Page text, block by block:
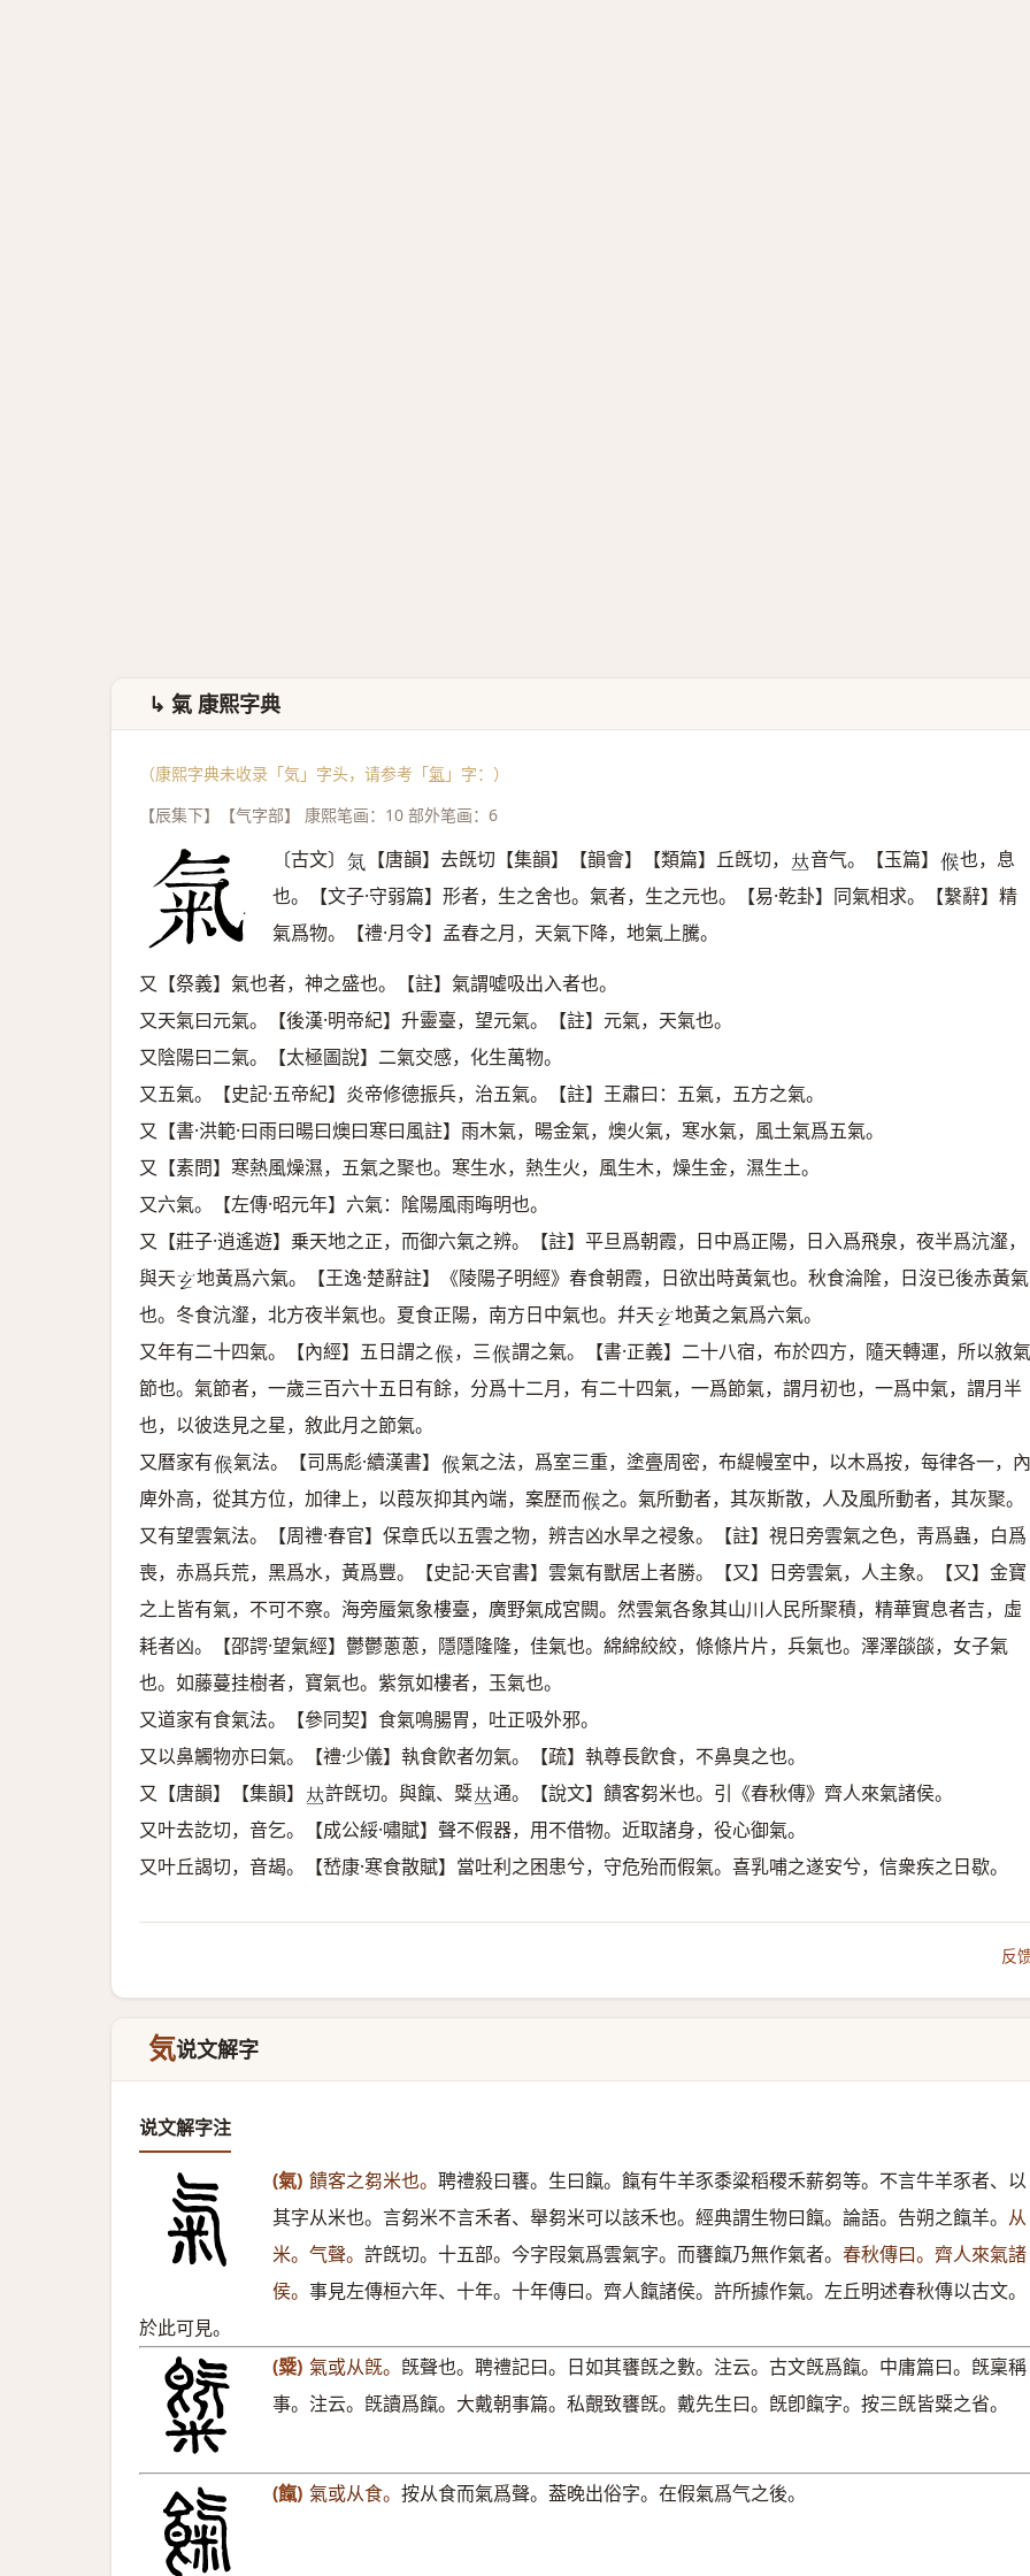
↳ 氣 康熙字典
（康熙字典未收录「気」字头，请参考「氣 」字：）
【辰集下】【气字部】 康熙笔画：10 部外笔画：6
〔古文〕 𣱛 【唐韻】去旣切【集韻】【韻會】【類篇】丘旣切， 𠀤音气。【玉篇】 𠋫 也，息
也。【文子·守弱篇】形者，生之舍也。氣者，生之元也。【易·乾卦】同氣相求。【繫辭】精
氣爲物。【禮·月令】孟春之月，天氣下降，地氣上騰。
又【祭義】氣也者，神之盛也。【註】氣謂噓吸出入者也。
又天氣曰元氣。【後漢·明帝紀】升靈臺，望元氣。【註】元氣，天氣也。
又陰陽曰二氣。【太極圖說】二氣交感，化生萬物。
又五氣。【史記·五帝紀】炎帝修德振兵，治五氣。【註】王肅曰：五氣，五方之氣。
又【書·洪範·曰雨曰暘曰燠曰寒曰風註】雨木氣，暘金氣，燠火氣，寒水氣，風土氣爲五氣。
又【素問】寒熱風燥濕，五氣之聚也。寒生水，熱生火，風生木，燥生金，濕生土。
又六氣。【左傳·昭元年】六氣：隂陽風雨晦明也。
又【莊子·逍遙遊】乗天地之正，而御六氣之辨。【註】平旦爲朝霞，日中爲正陽，日入爲飛泉，夜半爲沆瀣，
與天 𤣥 地黃爲六氣。【王逸·楚辭註】《陵陽子明經》春食朝霞，日欲出時黃氣也。秋食淪隂，日沒已後赤黃氣
也。冬食沆瀣，北方夜半氣也。夏食正陽，南方日中氣也。幷天 𤣥 地黃之氣爲六氣。
又年有二十四氣。【內經】五日謂之𠋫 ，三𠋫 謂之氣。【書·正義】二十八宿，布於四方，隨天轉運，所以敘氣
節也。氣節者，一歲三百六十五日有餘，分爲十二月，有二十四氣，一爲節氣，謂月初也，一爲中氣，謂月半
也，以彼迭見之星，敘此月之節氣。
又曆家有𠋫 氣法。【司馬彪·續漢書】 𠋫 氣之法，爲室三重，塗亹周密，布緹幔室中，以木爲按，每律各一，內
庳外高，從其方位，加律上，以葭灰抑其內端，案歷而𠋫 之。氣所動者，其灰斯散，人及風所動者，其灰聚。
又有望雲氣法。【周禮·春官】保章氏以五雲之物，辨吉凶水旱之祲象。【註】視日旁雲氣之色，靑爲蟲，白爲
喪，赤爲兵荒，黑爲水，黃爲豐。【史記·天官書】雲氣有獸居上者勝。【又】日旁雲氣，人主象。【又】金寶
之上皆有氣，不可不察。海旁蜃氣象樓臺，廣野氣成宮闕。然雲氣各象其山川人民所聚積，精華實息者吉，虛
耗者凶。【邵諤·望氣經】鬱鬱蔥蔥，隱隱隆隆，佳氣也。綿綿絞絞，條條片片，兵氣也。澤澤燄燄，女子氣
也。如藤蔓挂樹者，寶氣也。紫氛如樓者，玉氣也。
又道家有食氣法。【參同契】食氣鳴腸胃，吐正吸外邪。
又以鼻觸物亦曰氣。【禮·少儀】執食飮者勿氣。【疏】執尊長飮食，不鼻臭之也。
又【唐韻】【集韻】 𠀤許旣切。與餼、䊠𠀤通。【說文】饋客芻米也。引《春秋傳》齊人來氣諸侯。
又叶去訖切，音乞。【成公綏·嘯賦】聲不假器，用不借物。近取諸身，役心御氣。
又叶丘謁切，音朅。【嵆康·寒食散賦】當吐利之困患兮，守危殆而假氣。喜乳哺之遂安兮，信衆疾之日歇。
反
気说文解字
说文解字注
(氣) 饋客之芻米也。 聘禮殺曰饔。生曰餼。餼有牛羊豕黍粱稻稷禾薪芻等。不言牛羊豕者、以
其字从米也。言芻米不言禾者、舉芻米可以該禾也。經典謂生物曰餼。論語。告朔之餼羊。 从
米。气聲。 許旣切。十五部。今字叚氣爲雲氣字。而饔餼乃無作氣者。 春秋傳曰。齊人來氣諸
侯。 事見左傳桓六年、十年。十年傳曰。齊人餼諸侯。許所據作氣。左丘明述春秋傳以古文。
於此可見。
(䊠) 氣或从旣。 旣聲也。聘禮記曰。日如其饔旣之數。注云。古文旣爲餼。中庸篇曰。旣稟稱
事。注云。旣讀爲餼。大戴朝事篇。私覿致饔旣。戴先生曰。旣卽餼字。按三旣皆䊠之省。
(餼) 氣或从食。 按从食而氣爲聲。葢晚出俗字。在假氣爲气之後。